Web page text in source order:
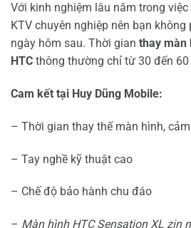
Với kinh nghiệm lâu năm trong
KTV chuyên nghiệp nên bạn
ngày hôm sau. Thời gian thay màn
HTC thông thường chỉ từ 30 đến 60
Cam kết tại Huy Dũng Mobile:
– Thời gian thay thế màn hình,
– Tay nghề kỹ thuật cao
– Chế độ bảo hành chu đáo
– Màn hình HTC Sensation XL zin